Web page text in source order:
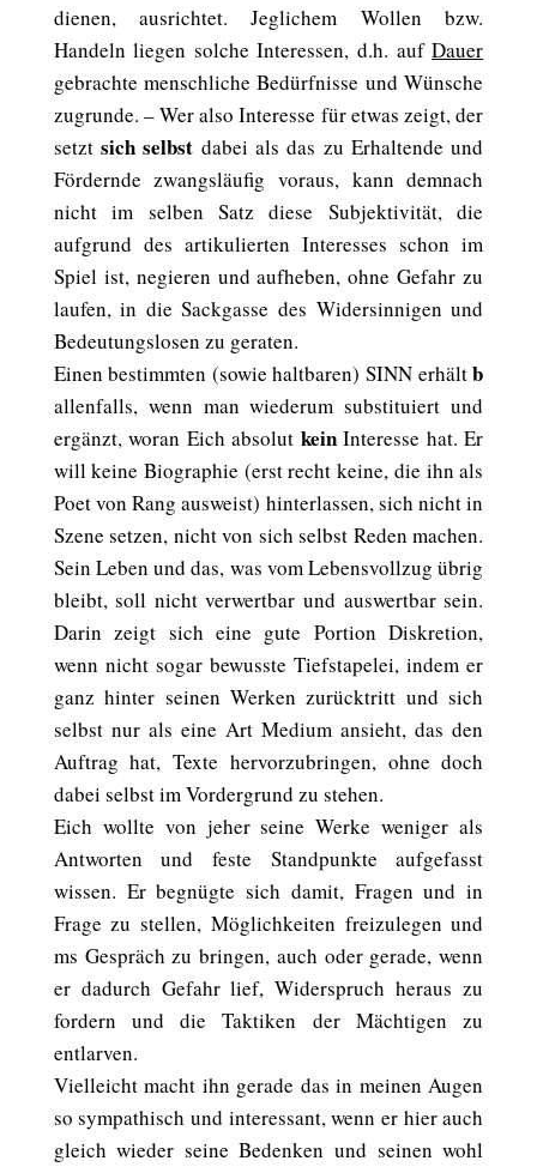
dienen, ausrichtet. Jeglichem Wollen bzw.
Handeln liegen solche Interessen, d.h. aufDauer
gebrachte menschliche Bedürfnisse und Wünsche
zugrunde. – Wer also Interesse für etwas zeigt, der
setztsich selbst dabei als das zu Erhaltende und
Fördernde zwangsläufig voraus, kann demnach
nicht im selben Satz diese Subjektivität, die
aufgrund des artikulierten Interesses schon im
Spiel ist, negieren und aufheben, ohne Gefahr zu
laufen, in die Sackgasse des Widersinnigen und
Bedeutungslosen zu geraten.
Einen bestimmten (sowie haltbaren) SINN erhältb
allenfalls, wenn man wiederum substituiert und
ergänzt, woran Eich absolut keinInteresse hat. Er
will keine Biographie (erst recht keine, die ihn als
Poet von Rang ausweist) hinterlassen, sich nicht in
Szene setzen, nicht von sich selbst Reden machen.
Sein Leben und das, was vom Lebensvollzug übrig
bleibt, soll nicht verwertbar und auswertbar sein.
Darin zeigt sich eine gute Portion Diskretion,
wenn nicht sogar bewusste Tiefstapelei, indem er
ganz hinter seinen Werken zurücktritt und sich
selbst nur als eine Art Medium ansieht, das den
Auftrag hat, Texte hervorzubringen, ohne doch
dabei selbst im Vordergrund zu stehen.
Eich wollte von jeher seine Werke weniger als
Antworten und feste Standpunkte aufgefasst
wissen. Er begnügte sich damit, Fragen und in
Frage zu stellen, Möglichkeiten freizulegen und
ms Gespräch zu bringen, auch oder gerade, wenn
er dadurch Gefahr lief, Widerspruch heraus zu
fordern und die Taktiken der Mächtigen zu
entlarven.
Vielleicht macht ihn gerade das in meinen Augen
so sympathisch und interessant, wenn er hier auch
gleich wieder seine Bedenken und seinen wohl